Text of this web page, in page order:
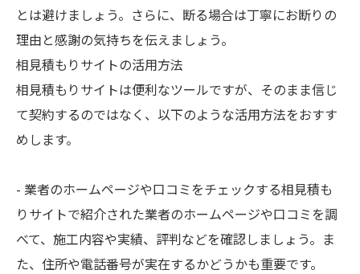
とは避けましょう。さらに、断る場合は丁寧にお断りの
理由と感謝の気持ちを伝えましょう。
相見積もりサイトの活用方法
相見積もりサイトは便利なツールですが、そのまま信じ
て契約するのではなく、以下のような活用方法をおすす
めします。
- 業者のホームページや口コミをチェックする相見積も
りサイトで紹介された業者のホームページや口コミを調
べて、施工内容や実績、評判などを確認しましょう。ま
た、住所や電話番号が実在するかどうかも重要です。